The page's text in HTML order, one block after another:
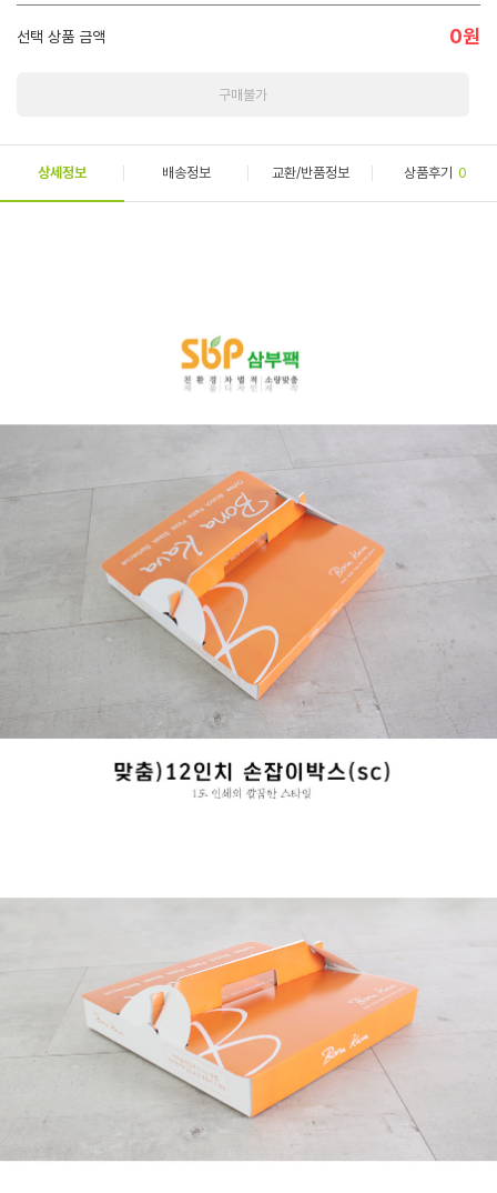
선택 상품 금액 0원
구매불가
상세정보 배송정보 교환/반품정보 상품후기 0